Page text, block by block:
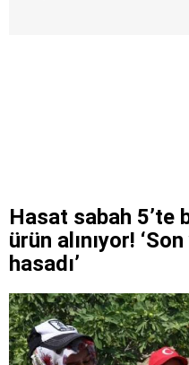
Hasat sabah 5’te
ürün alınıyor!
hasadı’